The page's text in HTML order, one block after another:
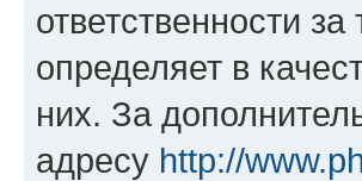
ответственности
определяет в
них. За
адресу http://